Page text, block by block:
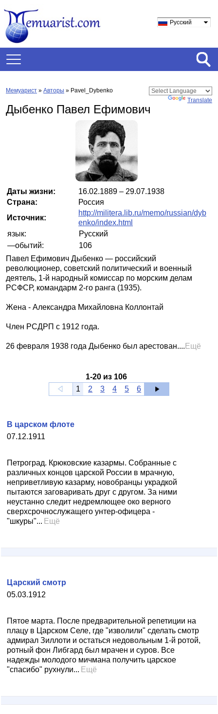
Русский
Мемуарист » Авторы » Pavel_Dybenko
Translate
Дыбенко Павел Ефимович
Даты жизни:
16.02.1889 – 29.07.1938
Страна:
Россия
Источник:
http://militera.lib.ru/memo/russian/dyb
enko/index.html
язык:
Русский
—обытий:
106
Павел Ефимович Дыбенко — российский
революционер, советский политический и военный
деятель, 1-й народный комиссар по морским делам
РСФСР, командарм 2-го ранга (1935).
Жена - Александра Михайловна Коллонтай
Член РСДРП с 1912 года.
26 февраля 1938 года Дыбенко был арестован.... Ещё
1-20 из 106
1
2 3 4 5 6
07.12.1911
В царском флоте
Петроград. Крюковские казармы. Собранные с
различных концов царской России в мрачную,
неприветливую казарму, новобранцы украдкой
пытаются заговаривать друг с другом. За ними
неустанно следит недремлющее око верного
сверхсрочнослужащего унтер-офицера -
"шкуры"... Ещё
05.03.1912
Царский смотр
Пятое марта. После предварительной репетиции на
плацу в Царском Селе, где "изволили" сделать смотр
адмирал Зиллоти и остаться недовольным 1-й ротой,
ротный фон Либгард был мрачен и суров. Все
надежды молодого мичмана получить царское
"спасибо" рухнули... Ещё